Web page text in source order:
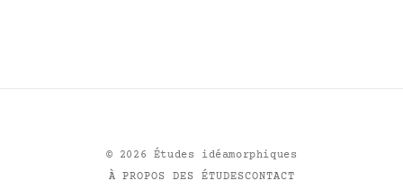
© 2026 Études idéamorphiques
À PROPOS DES ÉTUDESCONTACT